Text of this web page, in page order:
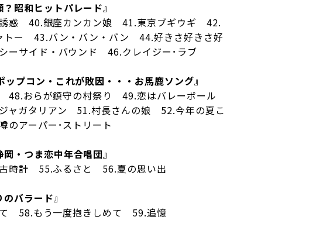
？昭和ヒットパレード』
惑 40.銀座カンカン娘 41.東京ブギウギ 42.
トー 43.バン・バン・バン 44.好きさ好きさ好
ーサイド・バウンド 46.クレイジー･ラブ
ップコン・これが敗因・・・お馬鹿ソング』
48.おらが鎮守の村祭り 49.恋はバレーボール
ャガタリアン 51.村長さんの娘 52.今年の夏こ
アーパー･ストリート
岡・つま恋中年合唱団』
時計 55.ふるさと 56.夏の思い出
のバラード』
58.もう一度抱きしめて 59.追憶